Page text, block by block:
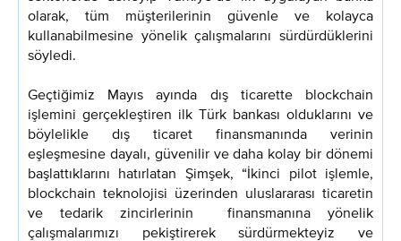
olarak, tüm müşterilerinin güvenle ve kolayca
kullanabilmesine yönelik çalışmalarını sürdürdüklerini
söyledi.
Geçtiğimiz Mayıs ayında dış ticarette blockchain
işlemini gerçekleştiren ilk Türk bankası olduklarını ve
böylelikle dış ticaret finansmanında verinin
eşleşmesine dayalı, güvenilir ve daha kolay bir dönemi
başlattıklarını hatırlatan Şimşek, “İkinci pilot işlemle,
blockchain teknolojisi üzerinden uluslararası ticaretin
ve tedarik zincirlerinin finansmanına yönelik
çalışmalarımızı pekiştirerek sürdürmekteyiz ve